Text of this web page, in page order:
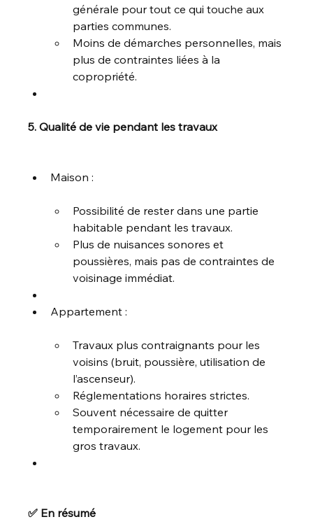
générale pour tout ce qui touche aux
parties communes.
Moins de démarches personnelles, mais
plus de contraintes liées à la
copropriété.
5. Qualité de vie pendant les travaux
Maison :
Possibilité de rester dans une partie
habitable pendant les travaux.
Plus de nuisances sonores et
poussières, mais pas de contraintes de
voisinage immédiat.
Appartement :
Travaux plus contraignants pour les
voisins (bruit, poussière, utilisation de
l’ascenseur).
Réglementations horaires strictes.
Souvent nécessaire de quitter
temporairement le logement pour les
gros travaux.
✅ En résumé